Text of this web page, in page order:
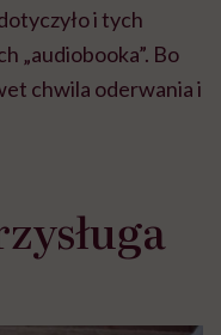
i tych
„audiobooka”. Bo
chwila oderwania i